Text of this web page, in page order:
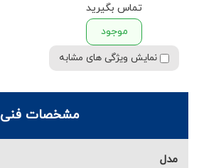
تماس بگیرید
موجود
نمایش ویژگی های مشابه
مشخصات فنی
مدل